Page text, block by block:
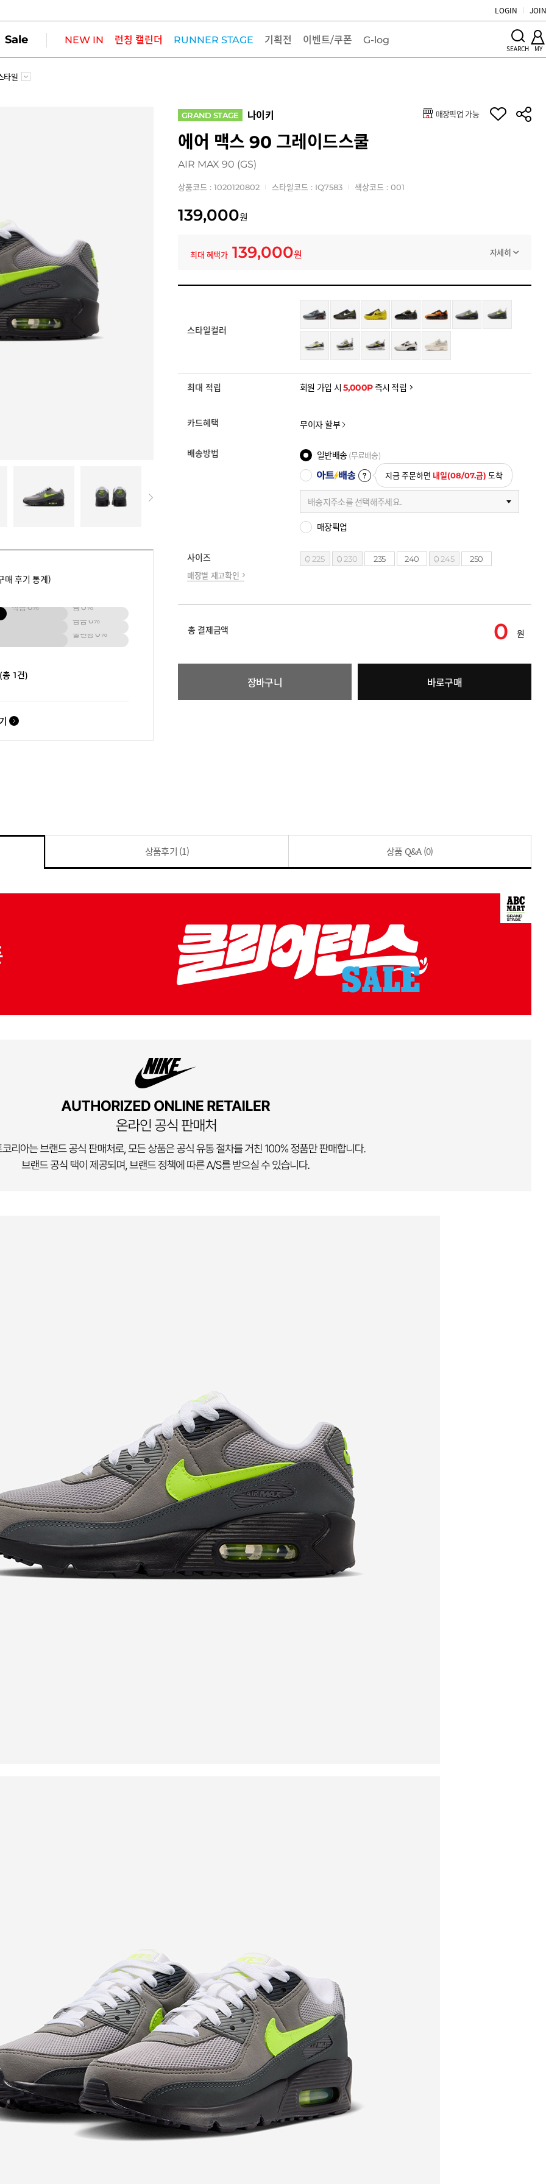
LOGIN
Sale NEW IN 런칭 캘린더 RUNNER STAGE 기획전 이벤트/쿠폰 G-log
SEARCH MY
타일
매 후기 통계)
작음0% 큼0%
좁음0%
불편함 0%
총 1건)
GRAND STAGE 나이키 매장픽업 가능
에어 맥스 90 그레이드스쿨
AIR MAX 90 (GS)
상품코드 : 1020120802 스타일코드 : IQ7583 색상코드 : 001
139,000원
최대 혜택가 139,000원 자세히
스타일컬러
최대 적립 회원 가입 시5,000P즉시 적립
카드혜택 무이자 할부
배송방법 일반배송 (무료배송)
지금 주문하면 내일(08/07.금) 도착
배송지주소를 선택해주세요.
매장픽업
사이즈
매장별 재고확인
225 230 235 240 245 250
총 결제금액 0 원
장바구니 바로구매
상품후기 (1) 상품 Q&A(0)